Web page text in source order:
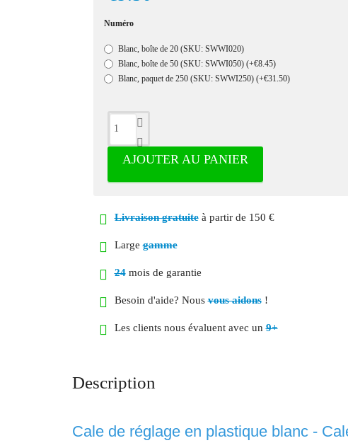
Numéro
Blanc, boîte de 20 (SKU: SWWI020)
Blanc, boîte de 50 (SKU: SWWI050) (+€8.45)
Blanc, paquet de 250 (SKU: SWWI250) (+€31.50)
AJOUTER AU PANIER
Livraison gratuiteà partir de 150 €
Largegamme
24mois de garantie
Besoin d'aide? Nousvous aidons!
Les clients nous évaluent avec un9+
Description
Cale de réglage en plastique blanc -